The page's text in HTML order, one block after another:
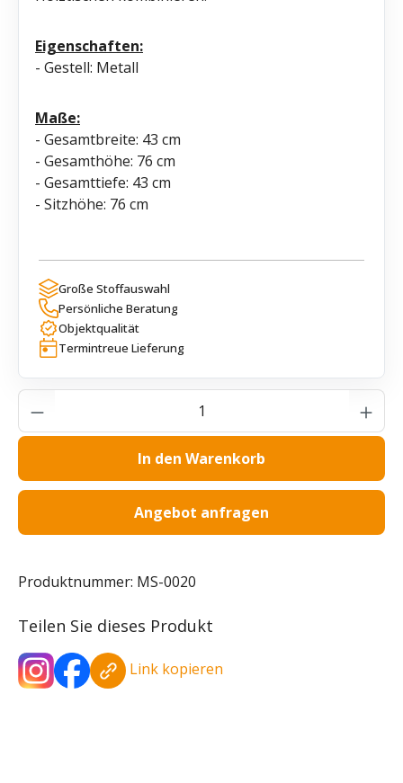
Eigenschaften:
- Gestell: Metall
Maße:
- Gesamtbreite: 43 cm
- Gesamthöhe: 76 cm
- Gesamttiefe: 43 cm
- Sitzhöhe: 76 cm
Große Stoffauswahl
Persönliche Beratung
Objektqualität
Termintreue Lieferung
Produkt Anzahl: Gib den gewünschten
In den Warenkorb
Angebot anfragen
Produktnummer: MS-0020
Teilen Sie dieses Produkt
Link kopieren